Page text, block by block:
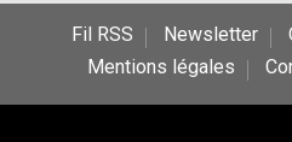
Fil RSS Newsletter
Mentions légales